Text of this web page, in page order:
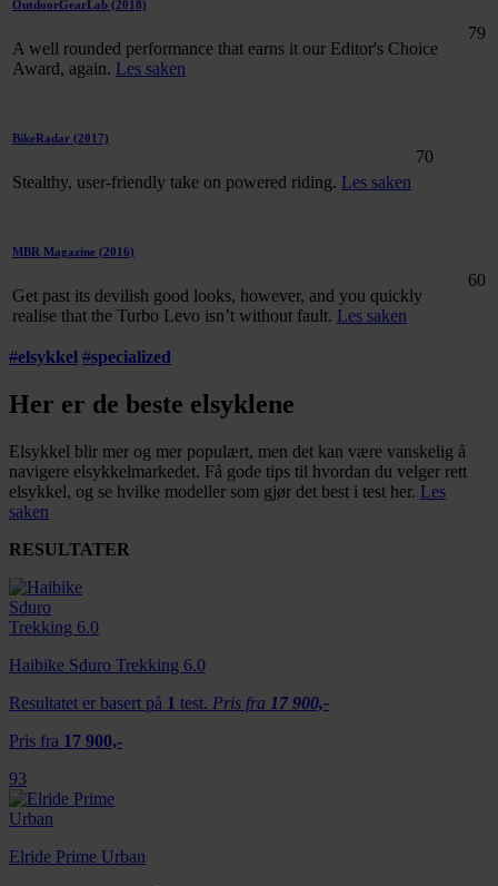
OutdoorGearLab (2018)
A well rounded performance that earns it our Editor's Choice
Award, again. Les saken
79
BikeRadar (2017)
Stealthy, user-friendly take on powered riding. Les saken
70
MBR Magazine (2016)
Get past its devilish good looks, however, and you quickly
realise that the Turbo Levo isn’t without fault. Les saken
60
#elsykkel #specialized
Her er de beste elsyklene
Elsykkel blir mer og mer populært, men det kan være vanskelig å
navigere elsykkelmarkedet. Få gode tips til hvordan du velger rett
elsykkel, og se hvilke modeller som gjør det best i test her. Les
saken
RESULTATER
Haibike Sduro Trekking 6.0
Resultatet er basert på 1 test. Pris fra 17 900,-
Pris fra 17 900,-
93
Elride Prime Urban